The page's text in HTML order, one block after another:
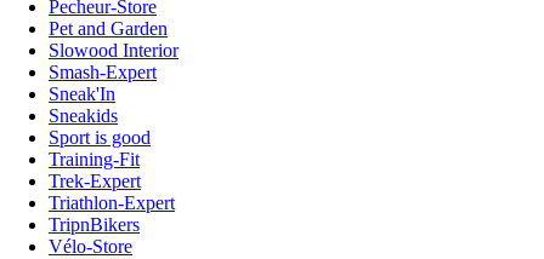
Pecheur-Store
Pet and Garden
Slowood Interior
Smash-Expert
Sneak'In
Sneakids
Sport is good
Training-Fit
Trek-Expert
Triathlon-Expert
TripnBikers
Vélo-Store